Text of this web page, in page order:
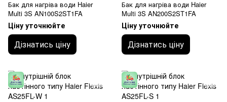
Бак для нагріва води Haier
Multi 3S AN100S2ST1FA
Ціну уточнюйте
Дізнатись ціну
Бак для нагріва води Haier
Multi 3S AN200S2ST1FA
Ціну уточнюйте
Дізнатись ціну